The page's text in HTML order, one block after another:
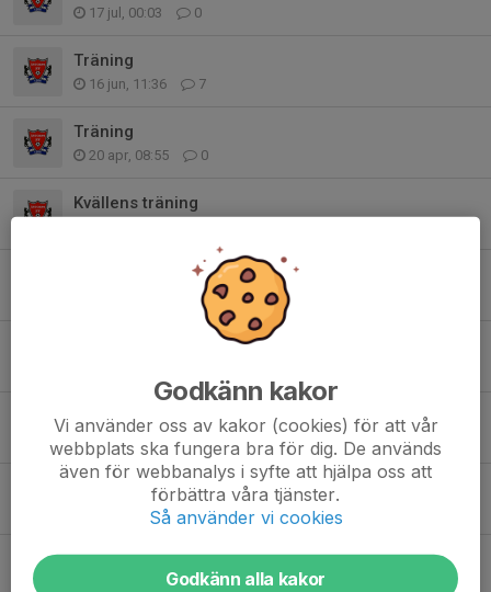
17 jul, 00:03 0
Träning
16 jun, 11:36 7
Träning
20 apr, 08:55 0
Kvällens träning
0
Uppehåll
29 mar, 20:05
25 mar, 15:14 0
Träning
23 mar, 09:25 0
Godkänn kakor
Vi använder oss av kakor (cookies) för att vår
webbplats ska fungera bra för dig. De används
även för webbanalys i syfte att hjälpa oss att
förbättra våra tjänster.
Så använder vi cookies
Godkänn alla kakor